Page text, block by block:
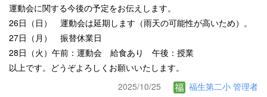
運動会に関する今後の予定をお伝えします。
26日（日） 運動会は延期します（雨天の可能性が高いため）。
27日（月） 振替休業日
28日（火）午前：運動会 給食あり 午後：授業
以上です。どうぞよろしくお願いいたします。
2025/10/25
福生第二小 管理者